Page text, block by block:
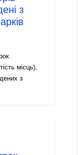
88u/dataset/
з
місць),
з